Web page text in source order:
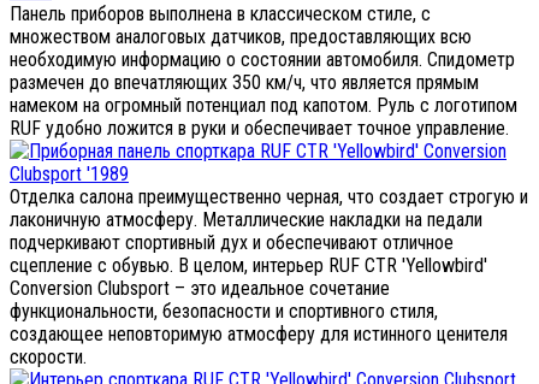
Панель приборов выполнена в классическом стиле, с
множеством аналоговых датчиков, предоставляющих всю
необходимую информацию о состоянии автомобиля. Спидометр
размечен до впечатляющих 350 км/ч, что является прямым
намеком на огромный потенциал под капотом. Руль с логотипом
RUF удобно ложится в руки и обеспечивает точное управление.
Отделка салона преимущественно черная, что создает строгую и
лаконичную атмосферу. Металлические накладки на педали
подчеркивают спортивный дух и обеспечивают отличное
сцепление с обувью. В целом, интерьер RUF CTR 'Yellowbird'
Conversion Clubsport – это идеальное сочетание
функциональности, безопасности и спортивного стиля,
создающее неповторимую атмосферу для истинного ценителя
скорости.